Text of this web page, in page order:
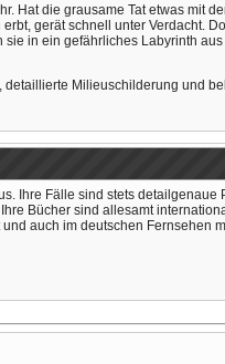
Hat die grausame Tat etwas mit
gerät schnell unter Verdacht.
in ein gefährliches Labyrinth
Milieuschilderung und
Ihre Fälle sind stets detailgenaue
Bücher sind allesamt
auch im deutschen Fernsehen